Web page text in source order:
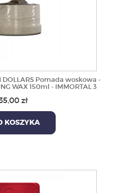
DOLLARS Pomada woskowa -
WAX 150ml - IMMORTAL 3
zł
KOSZYKA